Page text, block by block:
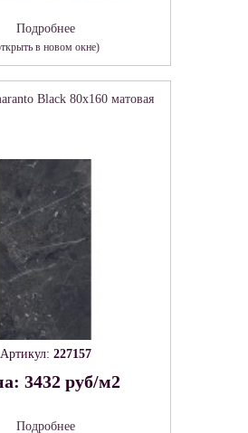
Подробнее
в новом окне)
Black 80х160 матовая
Артикул: 227157
3432 руб/м2
Подробнее